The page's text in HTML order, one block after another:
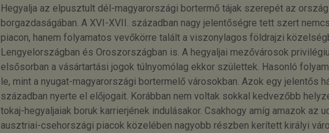
Hegyalja az elpusztult dél-magyarországi bortermő tájak szerepét az ország
borgazdaságában. A XVI-XVII. században nagy jelentőségre tett szert
piacon, hanem folyamatos vevőkörre talált a viszonylagos földrajzi
Lengyelországban és Oroszországban is. A hegyaljai mezővárosok
elsősorban a vásártartási jogok túlnyomólag ekkor születtek. Hasonló
le, mint a nyugat-magyarországi bortermelő városokban. Azok egy jelentős
században nyerte el előjogait. Korábban nem voltak sokkal kedvezőbb
tokaj-hegyaljaiak boruk karrierjének indulásakor. Csakhogy amíg amazok az
ausztriai-csehországi piacok közelében nagyobb részben kerített királyi